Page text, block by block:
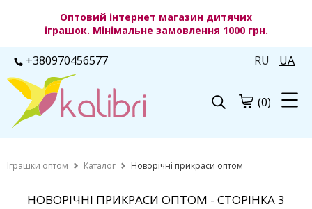
Оптовий інтернет магазин дитячих
іграшок. Мінімальне замовлення 1000 грн.
+380970456577 RU UA
(0)
Іграшки оптом Каталог Новорічні прикраси оптом
НОВОРІЧНІ ПРИКРАСИ ОПТОМ - СТОРІНКА 3